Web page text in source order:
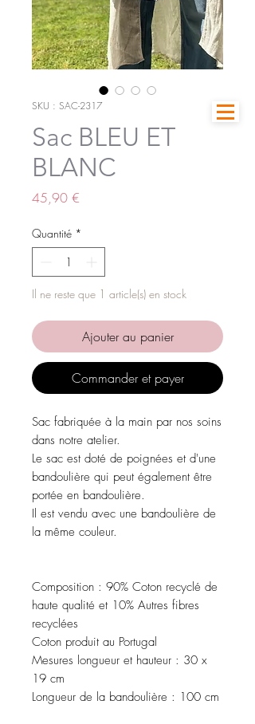
SKU : SAC-2317
Sac BLEU ET
BLANC
45,90 €
Quantité *
Il ne reste que 1 article(s) en stock
Ajouter au panier
Commander et payer
Sac fabriquée à la main par nos soins
dans notre atelier.
Le sac est doté de poignées et d'une
bandoulière qui peut également être
portée en bandoulière.
Il est vendu avec une bandoulière de
la même couleur.
Composition : 90% Coton recyclé de
haute qualité et 10% Autres fibres
recyclées
Coton produit au Portugal
Mesures longueur et hauteur : 30 x
19 cm
Longueur de la bandoulière : 100 cm